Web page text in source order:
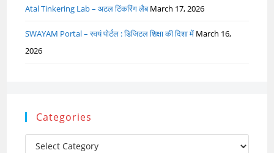
Atal Tinkering Lab – अटल टिंकरिंग लैब March 17, 2026
SWAYAM Portal – स्वयं पोर्टल : डिजिटल शिक्षा की दिशा में March 16,
2026
Categories
Categories